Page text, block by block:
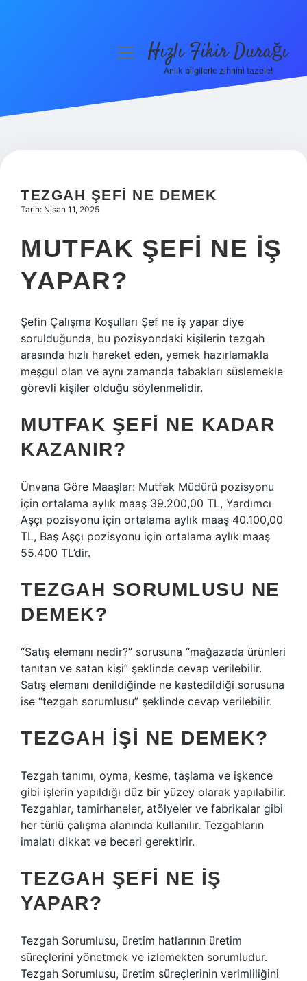
Hakkımızda
menüyüHızlı Fikir Durağı
Anlık bilgilerle zihnini tazele!
TEZGAH ŞEFI NE DEMEK
Tarih: Nisan 11, 2025
MUTFAK ŞEFI NE IŞ
YAPAR?
Şefin Çalışma Koşulları Şef ne iş yapar diye
sorulduğunda, bu pozisyondaki kişilerin tezgah
arasında hızlı hareket eden, yemek hazırlamakla
meşgul olan ve aynı zamanda tabakları süslemekle
görevli kişiler olduğu söylenmelidir.
MUTFAK ŞEFI NE KADAR
KAZANIR?
Ünvana Göre Maaşlar: Mutfak Müdürü pozisyonu
için ortalama aylık maaş 39.200,00 TL, Yardımcı
Aşçı pozisyonu için ortalama aylık maaş 40.100,00
TL, Baş Aşçı pozisyonu için ortalama aylık maaş
55.400 TL’dir.
TEZGAH SORUMLUSU NE
DEMEK?
“Satış elemanı nedir?” sorusuna “mağazada ürünleri
tanıtan ve satan kişi” şeklinde cevap verilebilir.
Satış elemanı denildiğinde ne kastedildiği sorusuna
ise “tezgah sorumlusu” şeklinde cevap verilebilir.
TEZGAH IŞI NE DEMEK?
Tezgah tanımı, oyma, kesme, taşlama ve işkence
gibi işlerin yapıldığı düz bir yüzey olarak yapılabilir.
Tezgahlar, tamirhaneler, atölyeler ve fabrikalar gibi
her türlü çalışma alanında kullanılır. Tezgahların
imalatı dikkat ve beceri gerektirir.
TEZGAH ŞEFI NE IŞ
YAPAR?
Tezgah Sorumlusu, üretim hatlarının üretim
süreçlerini yönetmek ve izlemekten sorumludur.
Tezgah Sorumlusu, üretim süreçlerinin verimliliğini